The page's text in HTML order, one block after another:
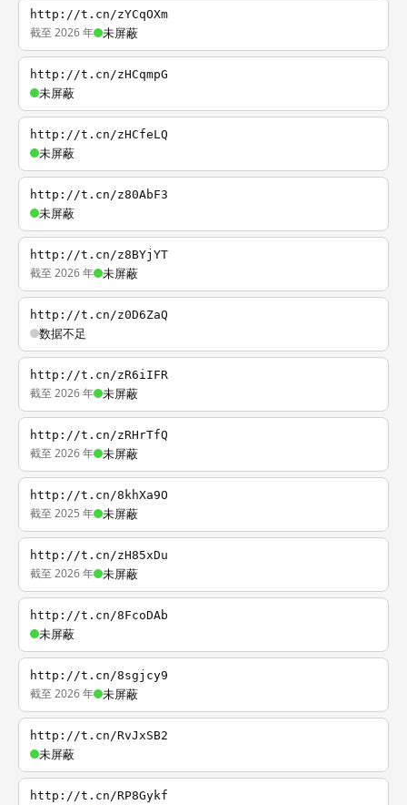
http://t.cn/zYCqOXm
截至 2026 年 未屏蔽
http://t.cn/zHCqmpG
未屏蔽
http://t.cn/zHCfeLQ
未屏蔽
http://t.cn/z80AbF3
未屏蔽
http://t.cn/z8BYjYT
截至 2026 年 未屏蔽
http://t.cn/z0D6ZaQ
数据不足
http://t.cn/zR6iIFR
截至 2026 年 未屏蔽
http://t.cn/zRHrTfQ
截至 2026 年 未屏蔽
http://t.cn/8khXa9O
截至 2025 年 未屏蔽
http://t.cn/zH85xDu
截至 2026 年 未屏蔽
http://t.cn/8FcoDAb
未屏蔽
http://t.cn/8sgjcy9
截至 2026 年 未屏蔽
http://t.cn/RvJxSB2
未屏蔽
http://t.cn/RP8Gykf